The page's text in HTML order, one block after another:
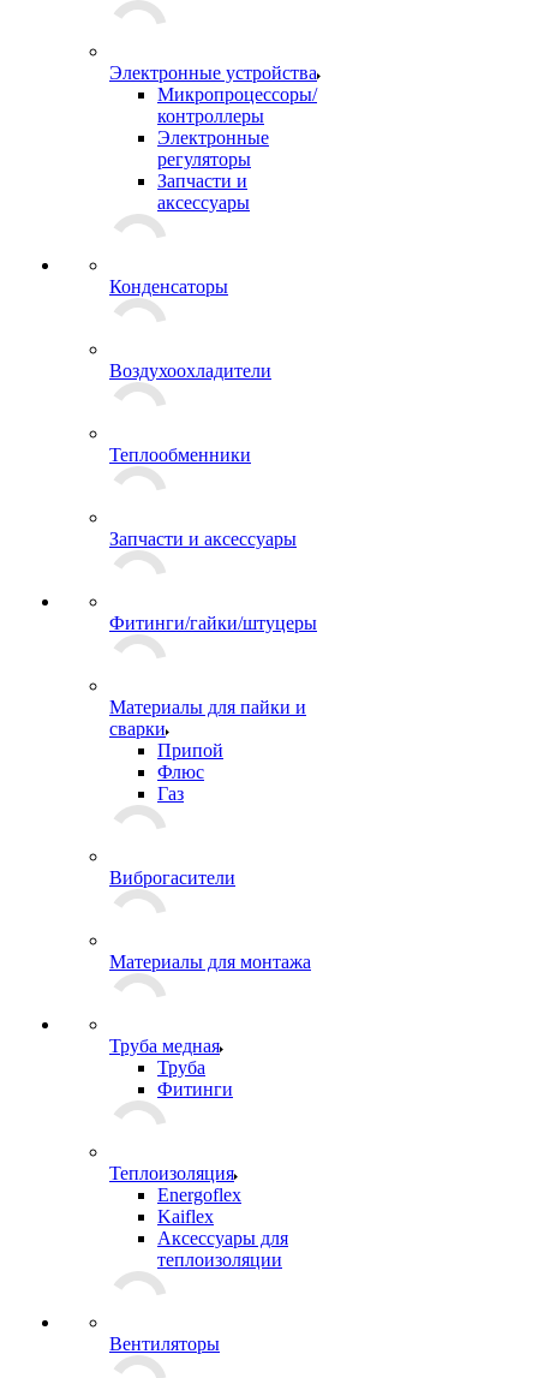
Электронные устройства
Микропроцессоры/
контроллеры
Электронные
регуляторы
Запчасти и
аксессуары
Конденсаторы
Воздухоохладители
Теплообменники
Запчасти и аксессуары
Фитинги/гайки/штуцеры
Материалы для пайки и
сварки
Припой
Флюс
Газ
Виброгасители
Материалы для монтажа
Труба медная
Труба
Фитинги
Теплоизоляция
Energoflex
Kaiflex
Аксессуары для
теплоизоляции
Вентиляторы